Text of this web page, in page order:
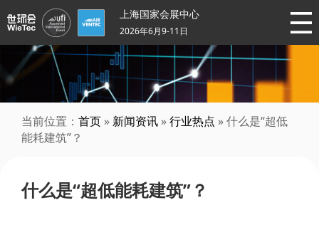
上海国家会展中心
2026年6月9-11日
当前位置： 首页 » 新闻资讯 »行业热点 » 什么是“超低
能耗建筑”？
什么是“超低能耗建筑”？